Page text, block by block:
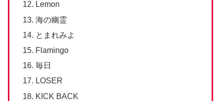
Lemon
海の幽霊
とまれみよ
Flamingo
毎日
LOSER
KICK BACK